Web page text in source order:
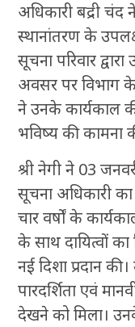
अधिकारी बद्री
स्थानांतरण के
सूचना परिवार
अवसर पर विभाग के
ने उनके कार्यकाल
भविष्य की कामना
श्री नेगी ने 03
सूचना अधिकारी
चार वर्षों के
के साथ दायित्वों का
नई दिशा प्रदान
पारदर्शिता एवं
देखने को मिला।